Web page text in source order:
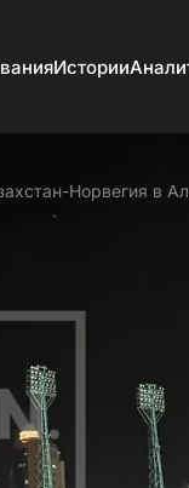
Истории
Норвегия в